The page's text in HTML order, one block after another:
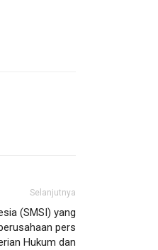
Selanjutnya
(SMSI) yang
pers
Hukum dan